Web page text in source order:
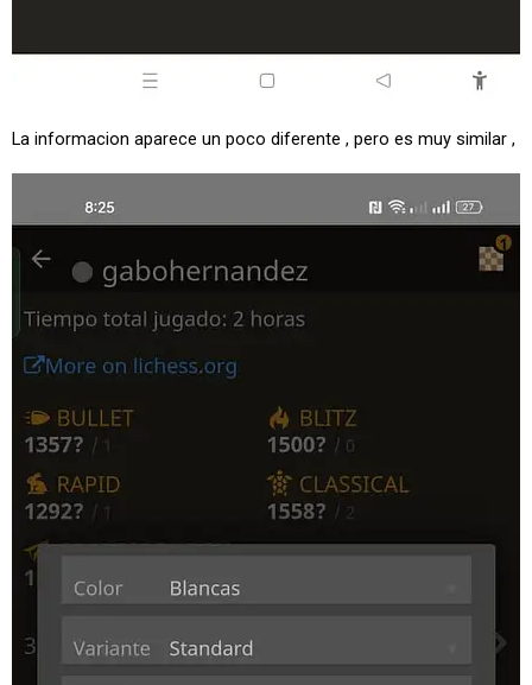
La informacion aparece un poco diferente , pero es muy similar ,